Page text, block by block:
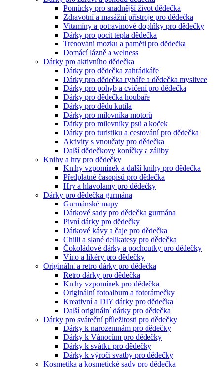
Pomůcky pro snadnější život dědečka
Zdravotní a masážní přístroje pro dědečka
Vitamíny a potravinové doplňky pro dědečky
Dárky pro pocit tepla dědečka
Trénování mozku a paměti pro dědečka
Domácí lázně a welness
Dárky pro aktivního dědečka
Dárky pro dědečka zahrádkáře
Dárky pro dědečka rybáře a dědečka myslivce
Dárky pro pohyb a cvičení pro dědečka
Dárky pro dědečka houbaře
Dárky pro dědu kutila
Dárky pro milovníka motorů
Dárky pro milovníky psů a koček
Dárky pro turistiku a cestování pro dědečka
Aktivity s vnoučaty pro dědečka
Další dědečkovy koníčky a záliby
Knihy a hry pro dědečky
Knihy vzpomínek a další knihy pro dědečka
Předplatné časopisů pro dědečka
Hry a hlavolamy pro dědečky
Dárky pro dědečka gurmána
Gurmánské mapy
Dárkové sady pro dědečka gurmána
Pivní dárky pro dědečky
Dárkové kávy a čaje pro dědečka
Chilli a slané delikatesy pro dědečka
Čokoládové dárky a pochoutky pro dědečky
Víno a likéry pro dědečky
Originální a retro dárky pro dědečka
Retro dárky pro dědečka
Knihy vzpomínek pro dědečka
Originální fotoalbum a fotorámečky
Kreativní a DIY dárky pro dědečka
Další originální dárky pro dědečka
Dárky pro sváteční příležitosti pro dědečky
Dárky k narozeninám pro dědečky
Dárky k Vánocům pro dědečky
Dárky k svátku pro dědečky
Dárky k výročí svatby pro dědečky
Kosmetika a kosmetické sady pro dědečka